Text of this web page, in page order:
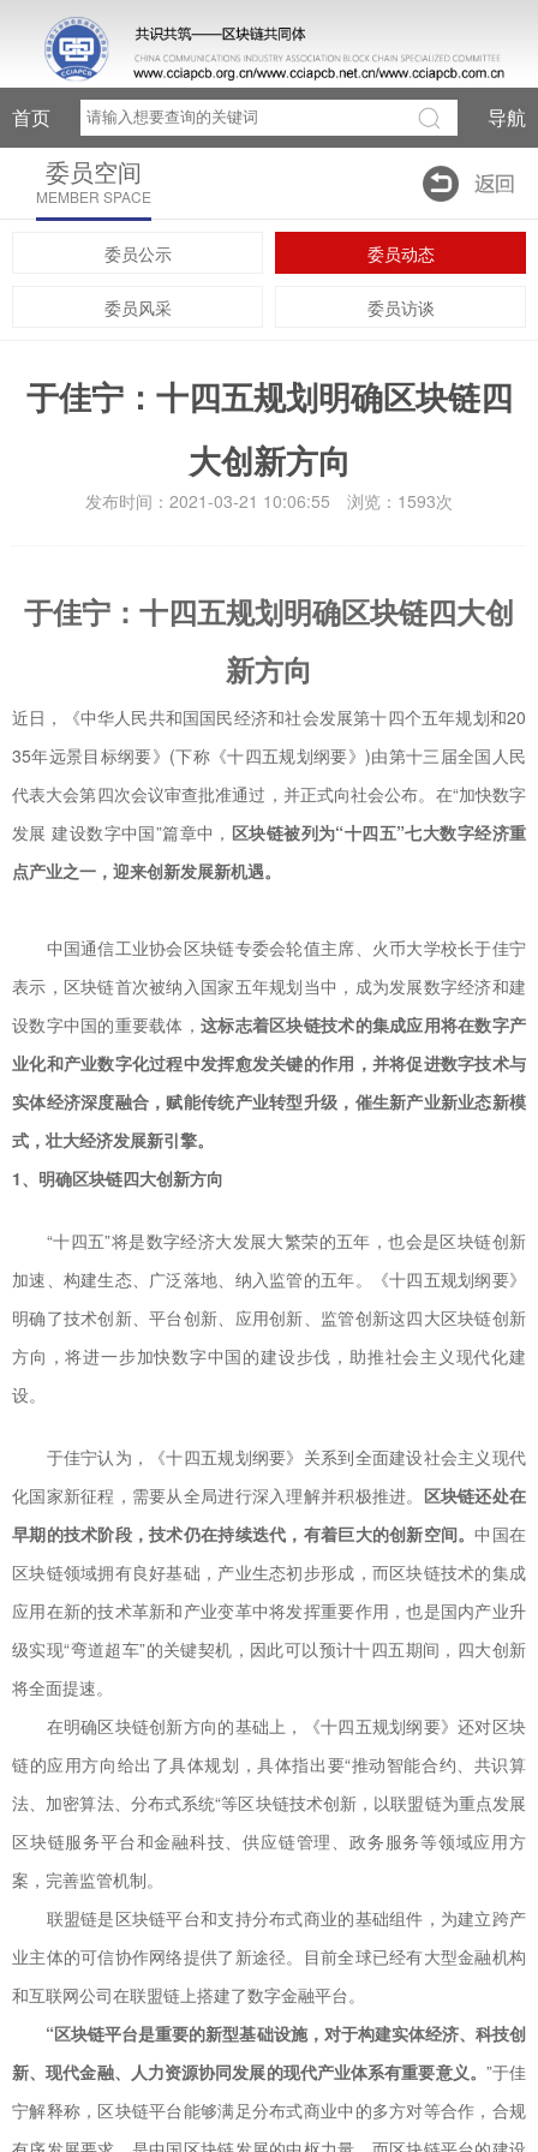
首页 导航
委员空间
MEMBER SPACE
委员公示 委员动态
委员风采 委员访谈
于佳宁：十四五规划明确区块链四
大创新方向
发布时间：2021-03-21 10:06:55 浏览：1593次
于佳宁：十四五规划明确区块链四大创
新方向
近日，《中华人民共和国国民经济和社会发展第十四个五年规划和20
35年远景目标纲要》(下称《十四五规划纲要》)由第十三届全国人民
代表大会第四次会议审查批准通过，并正式向社会公布。在“加快数字
发展 建设数字中国”篇章中， 区块链被列为“十四五”七大数字经济重
点产业之一，迎来创新发展新机遇。
中国通信工业协会区块链专委会轮值主席、火币大学校长于佳宁
表示，区块链首次被纳入国家五年规划当中，成为发展数字经济和建
设数字中国的重要载体，这标志着区块链技术的集成应用将在数字产
业化和产业数字化过程中发挥愈发关键的作用，并将促进数字技术与
实体经济深度融合，赋能传统产业转型升级，催生新产业新业态新模
式，壮大经济发展新引擎。
1、明确区块链四大创新方向
“十四五”将是数字经济大发展大繁荣的五年，也会是区块链创新
加速、构建生态、广泛落地、纳入监管的五年。《十四五规划纲要》
明确了技术创新、平台创新、应用创新、监管创新这四大区块链创新
方向，将进一步加快数字中国的建设步伐，助推社会主义现代化建
设。
于佳宁认为，《十四五规划纲要》关系到全面建设社会主义现代
化国家新征程，需要从全局进行深入理解并积极推进。 区块链还处在
早期的技术阶段，技术仍在持续迭代，有着巨大的创新空间。中国在
区块链领域拥有良好基础，产业生态初步形成，而区块链技术的集成
应用在新的技术革新和产业变革中将发挥重要作用，也是国内产业升
级实现“弯道超车”的关键契机，因此可以预计十四五期间，四大创新
将全面提速。
在明确区块链创新方向的基础上，《十四五规划纲要》还对区块
链的应用方向给出了具体规划，具体指出要“推动智能合约、共识算
法、加密算法、分布式系统“等区块链技术创新，以联盟链为重点发展
区块链服务平台和金融科技、供应链管理、政务服务等领域应用方
案，完善监管机制。
联盟链是区块链平台和支持分布式商业的基础组件，为建立跨产
业主体的可信协作网络提供了新途径。目前全球已经有大型金融机构
和互联网公司在联盟链上搭建了数字金融平台。
“区块链平台是重要的新型基础设施，对于构建实体经济、科技创
新、现代金融、人力资源协同发展的现代产业体系有重要意义。 ”于佳
宁解释称，区块链平台能够满足分布式商业中的多方对等合作，合规